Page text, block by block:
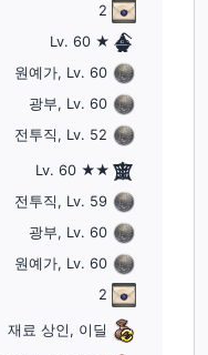
2
Lv. 60 ★
원예가, Lv. 60
광부, Lv. 60
전투직, Lv. 52
Lv. 60 ★★
전투직, Lv. 59
광부, Lv. 60
원예가, Lv. 60
2
재료 상인, 이딜